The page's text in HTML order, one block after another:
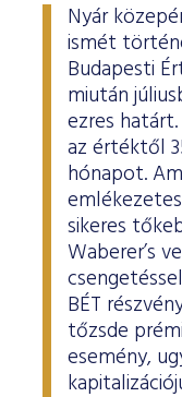
Nyár
ismét
Budapesti
miután
ezres
az értéktől
hónapot.
sikeres
Waberer’s
BÉT
tőzsde
esemény,